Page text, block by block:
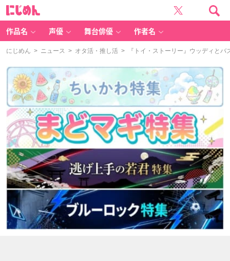
作品名 声優 舞台俳優 作者名
にじめん > ニュース > オタ活・推し活 > 『トイ・ストーリー』ウッディとバ